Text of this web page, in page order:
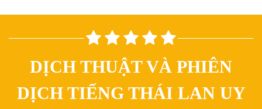
DỊCH THUẬT VÀ PHIÊN
DỊCH TIẾNG THÁI LAN UY